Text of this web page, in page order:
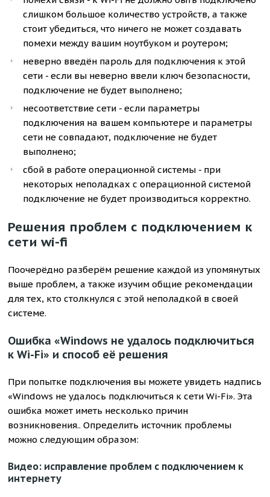
слишком большое количество устройств, а также
стоит убедиться, что ничего не может создавать
помехи между вашим ноутбуком и роутером;
неверно введён пароль для подключения к этой
сети - если вы неверно ввели ключ безопасности,
подключение не будет выполнено;
несоответствие сети - если параметры
подключения на вашем компьютере и параметры
сети не совпадают, подключение не будет
выполнено;
сбой в работе операционной системы - при
некоторых неполадках с операционной системой
подключение не будет производиться корректно.
Решения проблем с подключением к
сети wi-fi
Поочерёдно разберём решение каждой из упомянутых
выше проблем, а также изучим общие рекомендации
для тех, кто столкнулся с этой неполадкой в своей
системе.
Ошибка «Windows не удалось подключиться
к Wi-Fi» и способ её решения
При попытке подключения вы можете увидеть надпись
«Windows не удалось подключиться к сети Wi-Fi». Эта
ошибка может иметь несколько причин
возникновения.. Определить источник проблемы
можно следующим образом:
Видео: исправление проблем с подключением к
интернету